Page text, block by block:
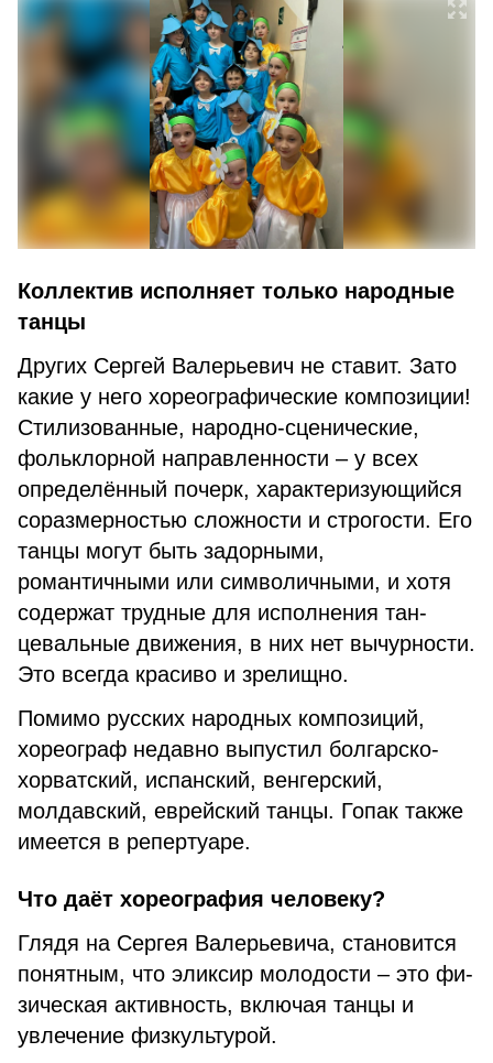
Коллектив исполняет только народные
танцы
Других Сергей Валерьевич не ставит. Зато
какие у него хореогра­фические композиции!
Стилизо­ванные, народно-сценические,
фольклорной направленности – у всех
определённый почерк, характеризующийся
соразмер­ностью сложности и строгости. Его
танцы могут быть задор­ными,
романтичными или сим­воличными, и хотя
содержат трудные для исполнения тан­
цевальные движения, в них нет вычурности.
Это всегда краси­во и зрелищно.
Помимо русских народных композиций,
хореограф недав­но выпустил болгарско-
хорват­ский, испанский, венгерский,
молдавский, еврейский танцы. Гопак также
имеется в репер­туаре.
Что даёт хореография человеку?
Глядя на Сергея Валерье­вича, становится
понятным, что эликсир молодости – это фи­
зическая активность, включая танцы и
увлечение физкульту­рой.